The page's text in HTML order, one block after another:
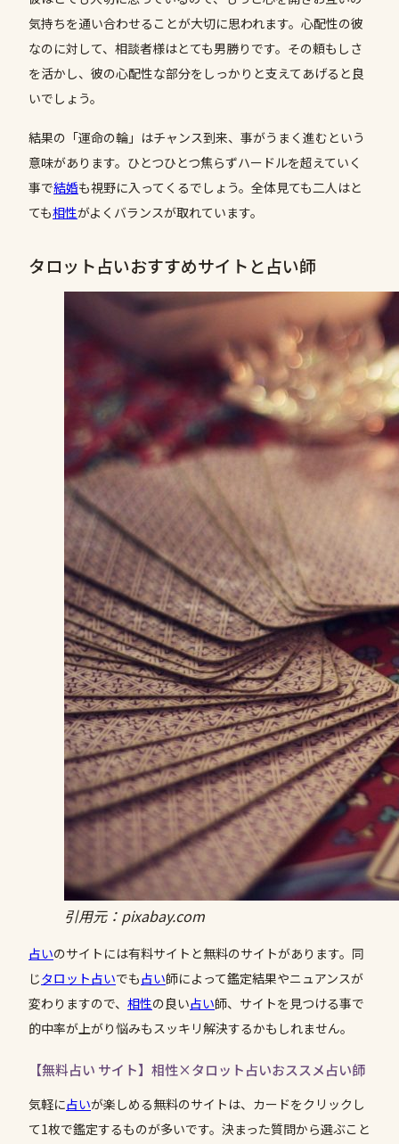
気持ちを通い合わせることが大切に思われます。心配性の彼
なのに対して、相談者様はとても男勝りです。その頼もしさ
を活かし、彼の心配性な部分をしっかりと支えてあげると良
いでしょう。
結果の「運命の輪」はチャンス到来、事がうまく進むという
意味があります。ひとつひとつ焦らずハードルを超えていく
事で結婚も視野に入ってくるでしょう。全体見ても二人はと
ても相性がよくバランスが取れています。
タロット占いおすすめサイトと占い師
引用元：pixabay.com
占いのサイトには有料サイトと無料のサイトがあります。同
じタロット占いでも占い師によって鑑定結果やニュアンスが
変わりますので、 相性の良い占い師、サイトを見つける事で
的中率が上がり悩みもスッキリ解決するかもしれません。
【無料占い サイト】相性×タロット占いおススメ占い師
気軽に占いが楽しめる無料のサイトは、カードをクリックし
て1枚で鑑定するものが多いです。決まった質問から選ぶこと